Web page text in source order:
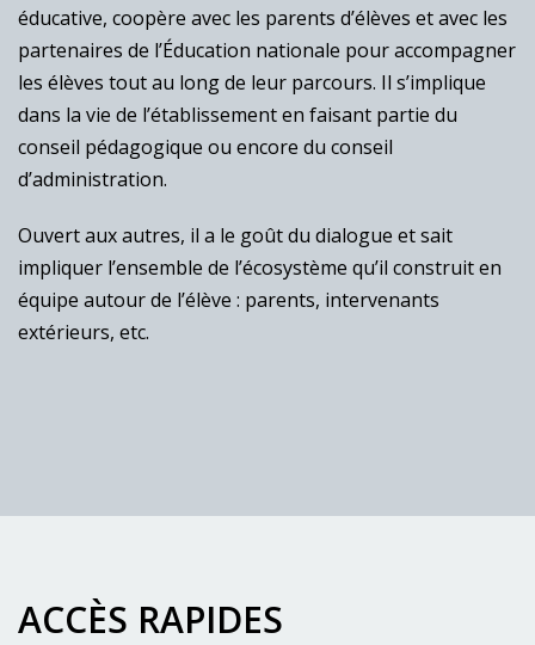
éducative, coopère avec les parents d’élèves et avec les
partenaires de l’Éducation nationale pour accompagner
les élèves tout au long de leur parcours. Il s’implique
dans la vie de l’établissement en faisant partie du
conseil pédagogique ou encore du conseil
d’administration.
Ouvert aux autres, il a le goût du dialogue et sait
impliquer l’ensemble de l’écosystème qu’il construit en
équipe autour de l’élève : parents, intervenants
extérieurs, etc.
ACCÈS RAPIDES